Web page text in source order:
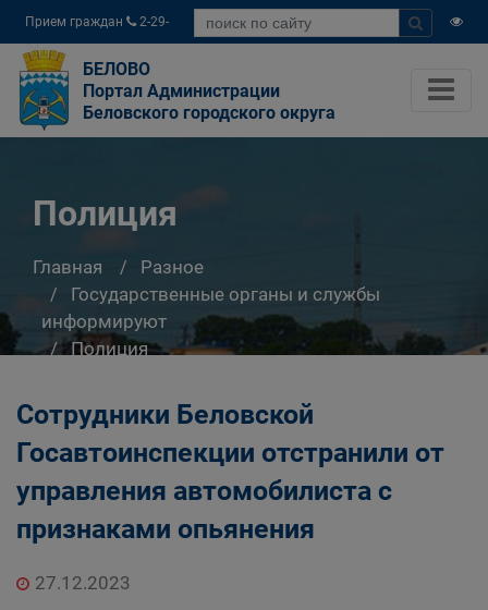
Прием граждан
2-29-
04
БЕЛОВО
Портал Администрации
Беловского городского округа
Полиция
Главная
Разное
Государственные органы и службы
информируют
Полиция
Сотрудники Беловской
Госавтоинспекции отстранили от
управления автомобилиста с
признаками опьянения
27.12.2023